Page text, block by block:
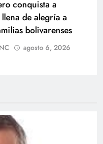
conquista a
de alegría a
bolivarenses
agosto 6, 2026